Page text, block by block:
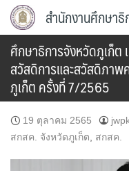
Skip
สำนักงานศึกษา
ศึกษาธิการจังหวัดภูเก็ต
สวัสดิการและสวัสดิภา
ภูเก็ต ครั้งที่ 7/2565
19 ตุลาคม 2565
สกสค. จังหวัดภูเก็ต
สกสค.